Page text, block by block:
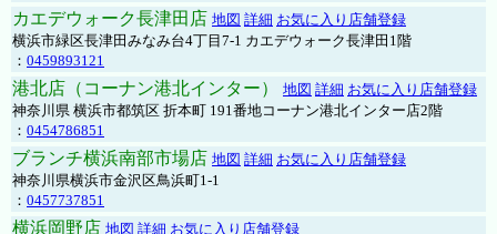
カエデウォーク長津田店 地図 詳細 お気に入り店舗登録
横浜市緑区長津田みなみ台4丁目7-1 カエデウォーク長津田1階
： 0459893121
港北店（コーナン港北インター） 地図 詳細 お気に入り店舗登録
神奈川県 横浜市都筑区 折本町 191番地コーナン港北インター店2階
： 0454786851
ブランチ横浜南部市場店 地図 詳細 お気に入り店舗登録
神奈川県横浜市金沢区鳥浜町1-1
： 0457737851
横浜岡野店 地図 詳細 お気に入り店舗登録